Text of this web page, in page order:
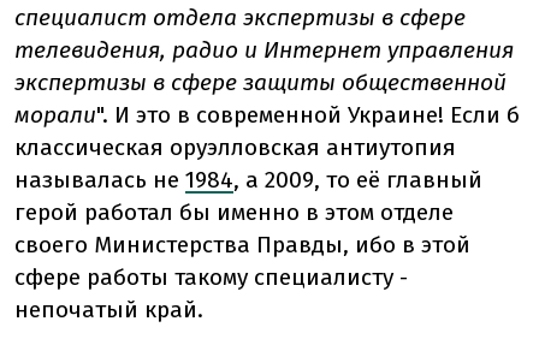
специалист отдела экспертизы в сфере
телевидения, радио и Интернет управления
экспертизы в сфере защиты общественной
морали". И это в современной Украине! Если б
классическая оруэлловская антиутопия
называлась не 1984, а 2009, то её главный
герой работал бы именно в этом отделе
своего Министерства Правды, ибо в этой
сфере работы такому специалисту -
непочатый край.